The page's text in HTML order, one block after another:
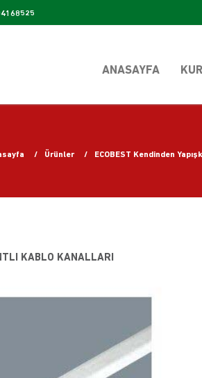
ANASAYFA
Ürünler ECOBEST Kendinden
KABLO KANALLARI